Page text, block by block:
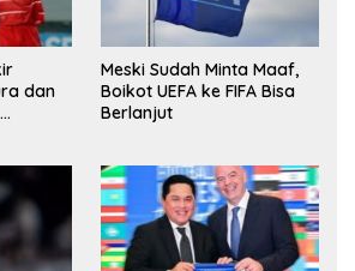
dan
Meski Sudah Minta Maaf,
Boikot UEFA ke FIFA Bisa
Berlanjut